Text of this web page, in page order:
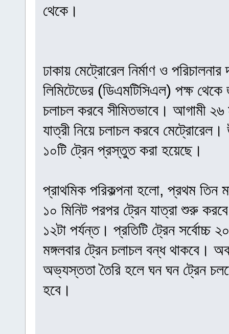
থেকে।
ঢাকায় মেট্রোরেল নির্মাণ ও
লিমিটেডের (ডিএমটিসিএল) পক্ষ
চলাচল করবে সীমিতভাবে। আগামী
যাত্রী নিয়ে চলাচল করবে
১০টি ট্রেন প্রস্তুত করা হয়েছে।
প্রাথমিক পরিকল্পনা হলো, প্রথম তিন
১০ মিনিট পরপর ট্রেন যাত্রা শুরু
১২টা পর্যন্ত। প্রতিটি ট্রেন সর্বোচ্চ
মঙ্গলবার ট্রেন চলাচল বন্ধ থাকবে।
অভ্যস্ততা তৈরি হলে ঘন ঘন ট্রেন
হবে।